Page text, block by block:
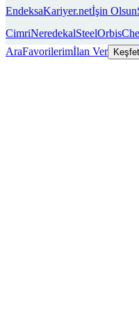
EndeksaKariyer.netİşin Olsun
CimriNeredekalSteelOrbis
AraFavorilerimİlan Ver Keşfet